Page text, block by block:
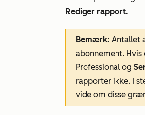
Rediger rapport.
Bemærk: Antallet
abonnement. Hvis
Professional og
rapporter ikke. I
vide om disse